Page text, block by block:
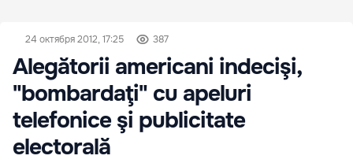
24 октября 2012, 17:25 387
Alegătorii americani indecişi,
"bombardaţi" cu apeluri
telefonice şi publicitate
electorală